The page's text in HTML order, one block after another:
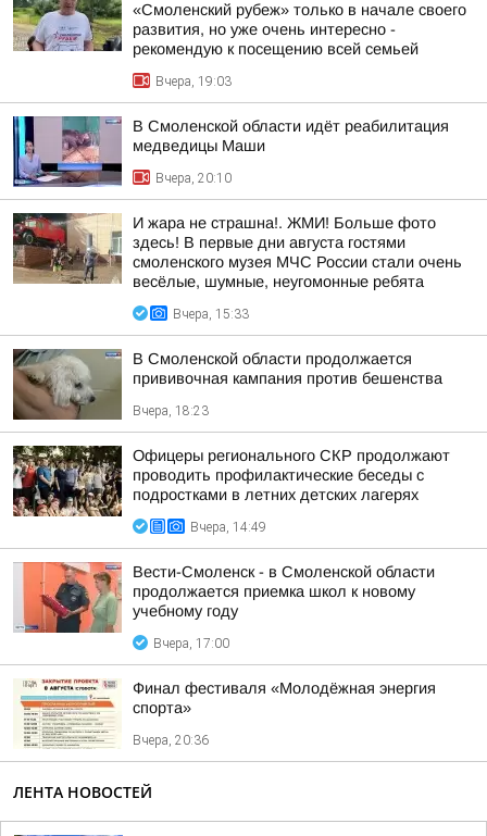
«Смоленский рубеж» только в начале своего
развития, но уже очень интересно -
рекомендую к посещению всей семьей
Вчера, 19:03
В Смоленской области идёт реабилитация
медведицы Маши
Вчера, 20:10
И жара не страшна!. ЖМИ! Больше фото
здесь! В первые дни августа гостями
смоленского музея МЧС России стали очень
весёлые, шумные, неугомонные ребята
Вчера, 15:33
В Смоленской области продолжается
прививочная кампания против бешенства
Вчера, 18:23
Офицеры регионального СКР продолжают
проводить профилактические беседы с
подростками в летних детских лагерях
Вчера, 14:49
Вести-Смоленск - в Смоленской области
продолжается приемка школ к новому
учебному году
Вчера, 17:00
Финал фестиваля «Молодёжная энергия
спорта»
Вчера, 20:36
ЛЕНТА НОВОСТЕЙ